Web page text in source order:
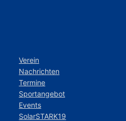
Verein
Nachrichten
Termine
Sportangebot
Events
SolarSTARK19